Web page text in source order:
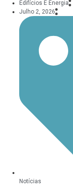
Edifícios E Energia
Julho 2, 2026
Notícias